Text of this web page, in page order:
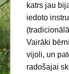
katrs jau
iedoto
Vairāki
vijoli, un
radošajai